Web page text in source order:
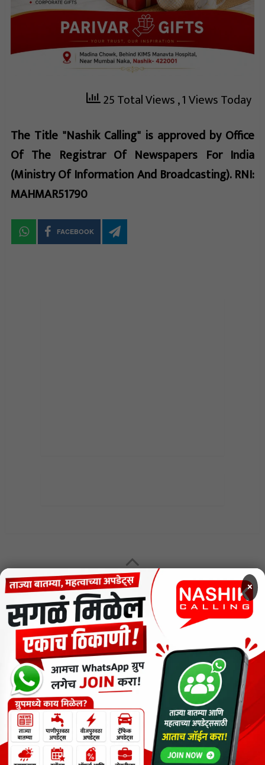
25 Total Views, 1 Views Today
The Title "Nashik Calling" is approved by Office
Of The Registrar Of Newspapers For India
(Ministry Of Information And Broadcasting). RNI:
MAHMAR51790
FACEBOOK
MENU
CODE OF ETHICS FOR DIGITAL NEWS WEBSITES
Contact Us
Privacy Policy
Short News
ThemeNcode PDF Viewer SC [Do not Delete]
वाचकांना विनम्र सूचना
×